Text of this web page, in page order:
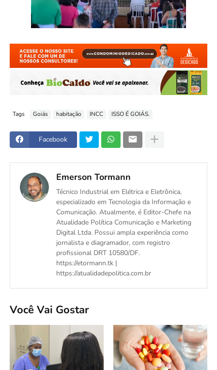
Tags Goiás habitação INCC ISSO É GOIÁS.
Facebook
Emerson Tormann
Técnico Industrial em Elétrica e Eletrônica,
especializado em Tecnologia da Informação e
Comunicação. Atualmente, é Editor-Chefe na
Atualidade Política Comunicação e Marketing
Digital Ltda. Possui ampla experiência como
jornalista e diagramador, com registro
profissional DRT 10580/DF.
https://etormann.tk |
https://atualidadepolitica.com.br
Você Vai Gostar